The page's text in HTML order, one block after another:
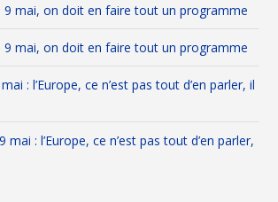
9 mai, on doit en faire tout un programme
9 mai, on doit en faire tout un programme
: l’Europe, ce n’est pas tout d’en parler, il
9 mai : l’Europe, ce n’est pas tout d’en parler,